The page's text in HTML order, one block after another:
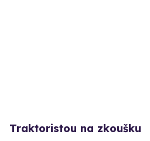
Traktoristou na zkoušku